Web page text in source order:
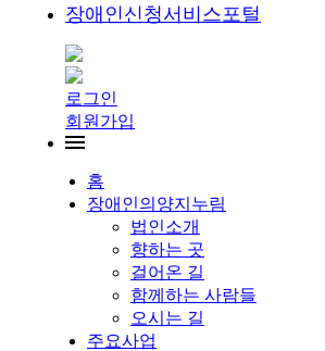
장애인신청서비스포털
로그인
회원가입
홈
장애인의양지누림
법인소개
향하는 곳
걸어온 길
함께하는 사람들
오시는 길
주요사업